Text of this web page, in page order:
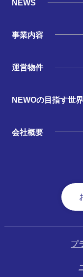
NEWS
事業内容
運営物件
NEWOの目指す世界
会社概要
プ